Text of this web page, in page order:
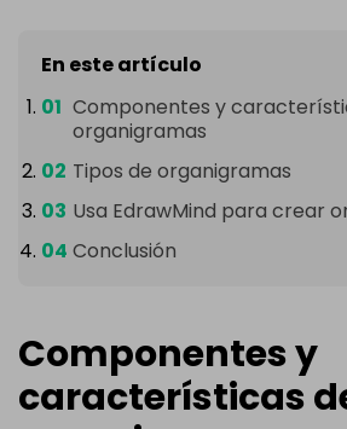
En este artículo
Componentes y
organigramas
Tipos de organigramas
Usa EdrawMind para crear
Conclusión
Componentes y
características